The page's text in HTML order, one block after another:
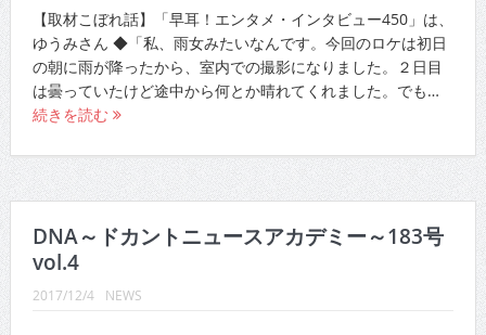
【取材こぼれ話】「早耳！エンタメ・インタビュー450」は、
ゆうみさん ◆「私、雨女みたいなんです。今回のロケは初日
の朝に雨が降ったから、室内での撮影になりました。２日目
は曇っていたけど途中から何とか晴れてくれました。でも…
続きを読む
DNA～ドカントニュースアカデミー～183号
vol.4
2017/12/4 NEWS